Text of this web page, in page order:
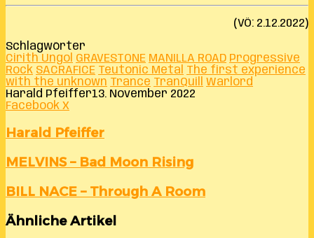
(VÖ: 2.12.2022)
Schlagwörter
Cirith Ungol GRAVESTONE MANILLA ROAD Progressive
Rock SACRAFICE Teutonic Metal The first experience
with the unknown Trance TranQuill
Warlord
Harald Pfeiffer13. November 2022
Facebook X
E-
Mail
Harald Pfeiffer
MELVINS
–
Moon
MELVINS – Bad Moon Rising
BILL
NACE
–
Through
BILL NACE – Through A Room
Ähnliche Artikel